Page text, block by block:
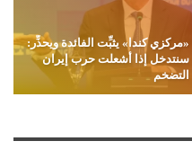
«مركزي كندا» يثبِّت الفائدة ويحذِّر:
سنتدخل إذا أشعلت حرب إيران
التضخم